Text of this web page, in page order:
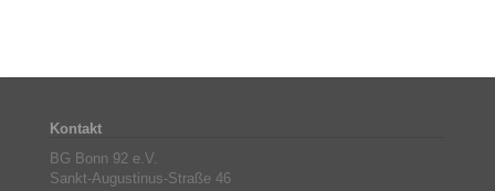
Kontakt
BG Bonn 92 e.V.
Sankt-Augustinus-Straße 46